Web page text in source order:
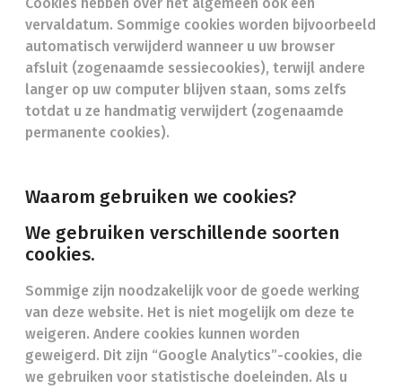
vervaldatum. Sommige cookies worden bijvoorbeeld
automatisch verwijderd wanneer u uw browser
afsluit (zogenaamde sessiecookies), terwijl andere
langer op uw computer blijven staan, soms zelfs
totdat u ze handmatig verwijdert (zogenaamde
permanente cookies).
Waarom gebruiken we cookies?
We gebruiken verschillende soorten
cookies.
Sommige zijn noodzakelijk voor de goede werking
van deze website. Het is niet mogelijk om deze te
weigeren. Andere cookies kunnen worden
geweigerd. Dit zijn “Google Analytics”-cookies, die
we gebruiken voor statistische doeleinden. Als u